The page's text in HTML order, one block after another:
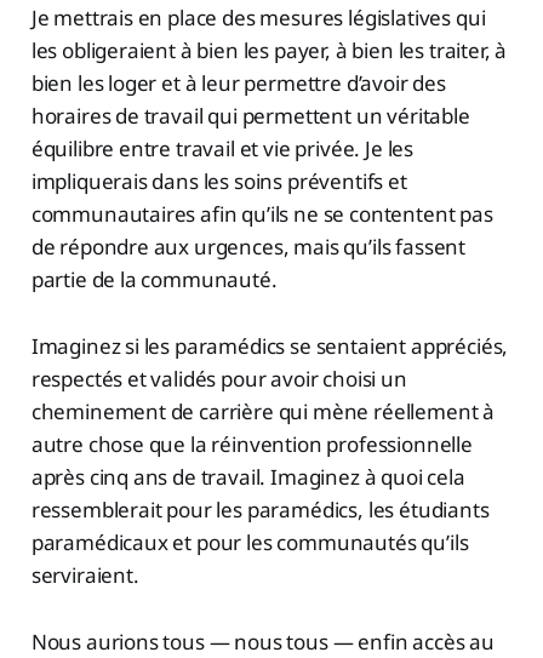
Je mettrais en place des mesures législatives qui
les obligeraient à bien les payer, à bien les traiter, à
bien les loger et à leur permettre d’avoir des
horaires de travail qui permettent un véritable
équilibre entre travail et vie privée. Je les
impliquerais dans les soins préventifs et
communautaires afin qu’ils ne se contentent pas
de répondre aux urgences, mais qu’ils fassent
partie de la communauté.
Imaginez si les paramédics se sentaient appréciés,
respectés et validés pour avoir choisi un
cheminement de carrière qui mène réellement à
autre chose que la réinvention professionnelle
après cinq ans de travail. Imaginez à quoi cela
ressemblerait pour les paramédics, les étudiants
paramédicaux et pour les communautés qu’ils
serviraient.
Nous aurions tous — nous tous — enfin accès au